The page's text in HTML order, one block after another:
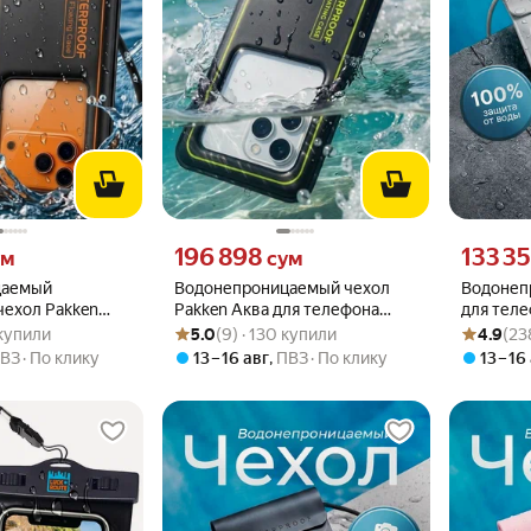
Pakken
и
из 5
купили
По клику
Водонепроницаемый чехол
Pakken Аква для телефона
нетонущий универсальный
Цена 196898 сум вместо
196 898 сум
Рейтинг товара: 5.0 из 5
Оценок: (9) · 130 купили
5.0(9) · 130 купили
13 – 16 авг, ПВЗ По клику
для
на
Цена
133
Рейтинг
Оценок:
4.9
13 –